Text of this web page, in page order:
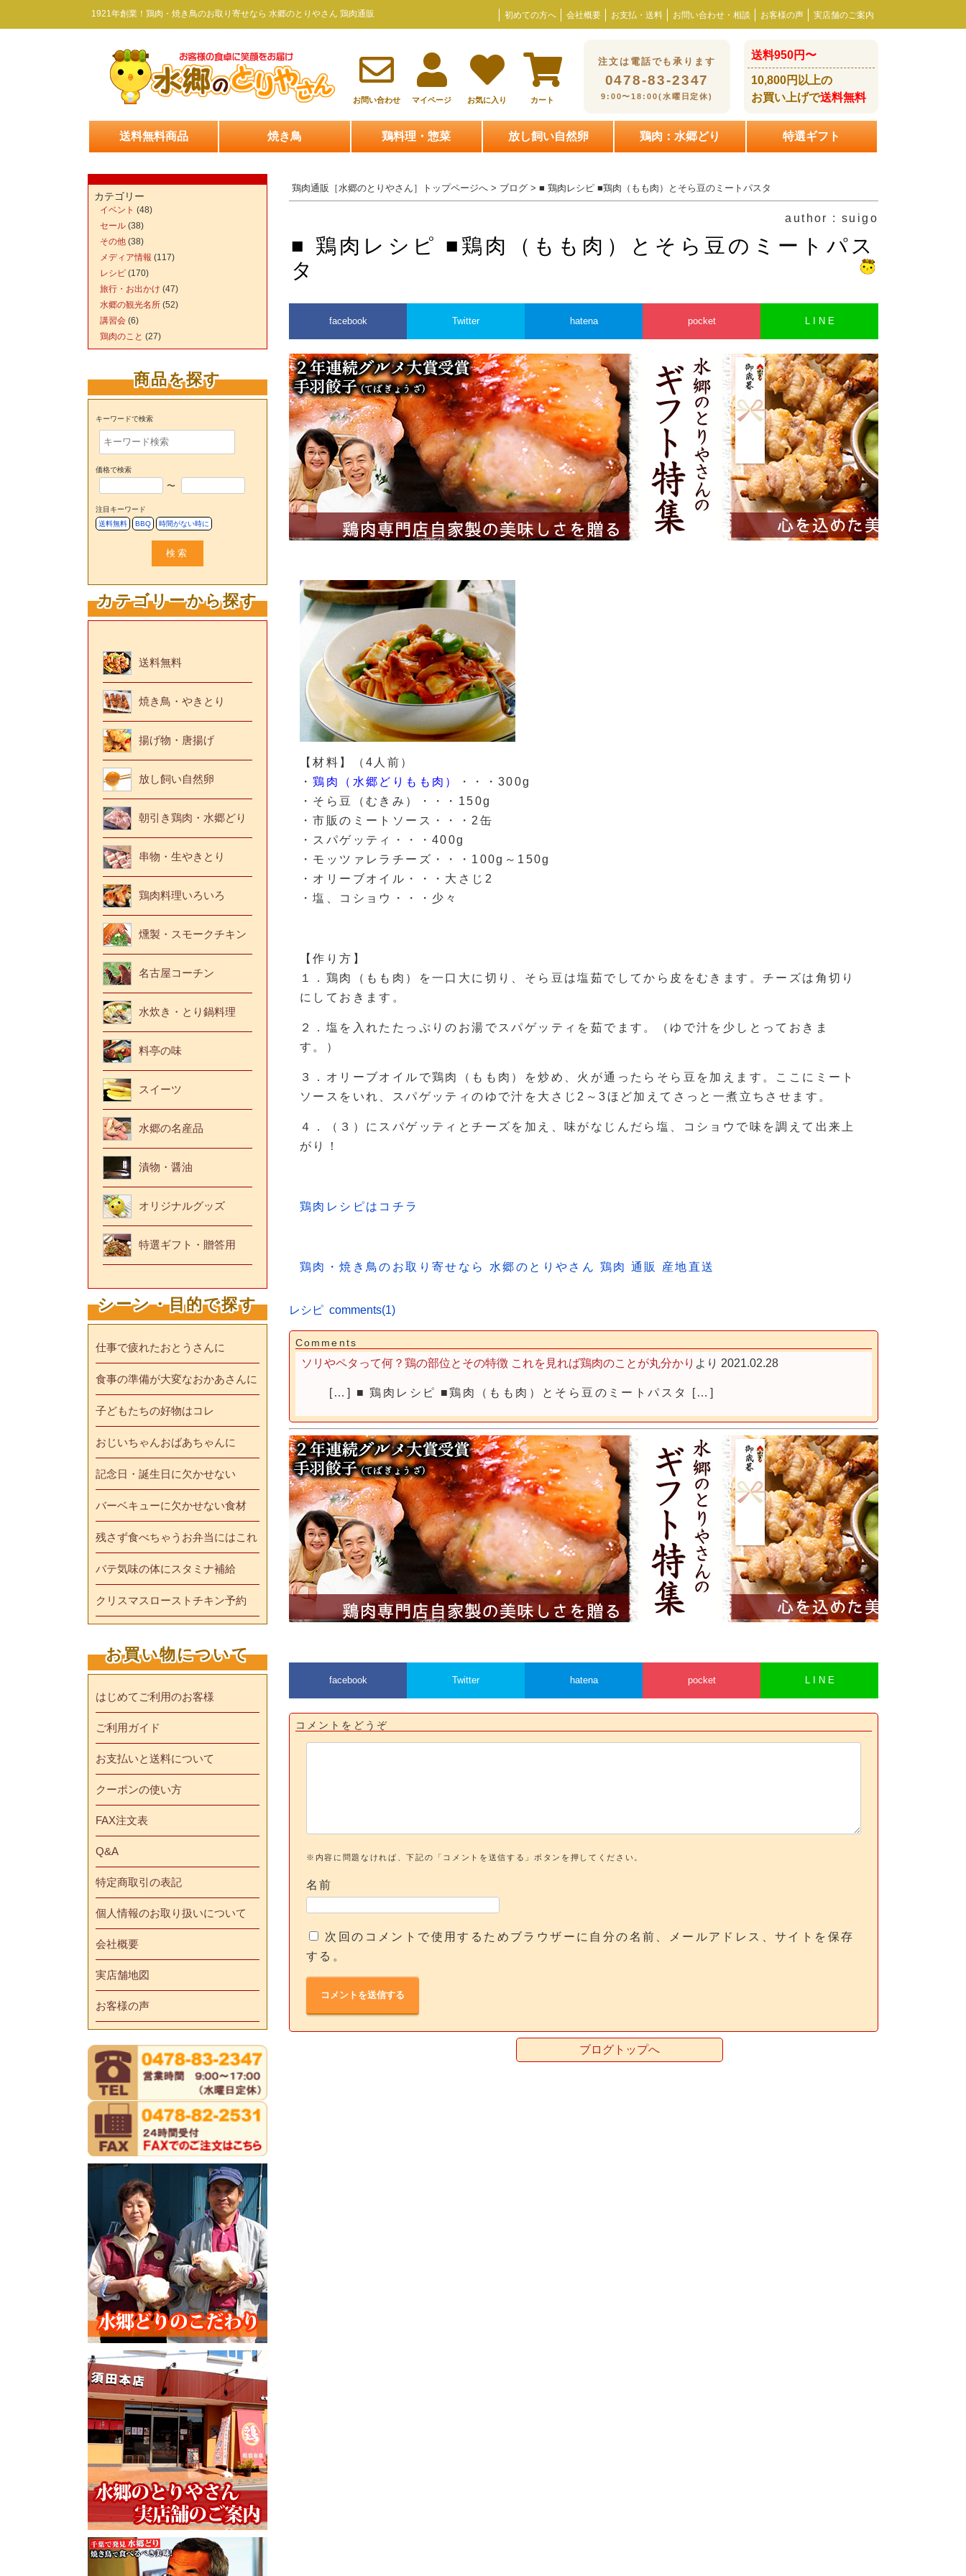
1921年創業！鶏肉・焼き鳥のお取り寄せなら 水郷のとりやさん 鶏肉通販 初めての方へ 会社概要 お支払・送料 お問い合わせ・相談 お客様の声 実店舗のご案内
お問い合わせ マイページ お気に入り カート
注文は電話でも承ります
0478-83-2347
9:00〜18:00(水曜日定休)
送料950円〜
10,800円以上の
お買い上げで送料無料
送料無料商品 焼き鳥 鶏料理・惣菜 放し飼い自然卵 鶏肉：水郷どり 特選ギフト
鶏肉通販［水郷のとりやさん］トップページへ > ブログ > ■ 鶏肉レシピ ■鶏肉（もも肉）とそら豆のミートパスタ
author : suigo
■ 鶏肉レシピ ■鶏肉（もも肉）とそら豆のミートパス
タ
facebook Twitter hatena pocket L I N E
【材料】（4人前）
・鶏肉（水郷どりもも肉）
・・・300g
・そら豆（むきみ）・・・150g
・市販のミートソース・・・2缶
・スパゲッティ・・・400g
・モッツァレラチーズ・・・100g～150g
・オリーブオイル・・・大さじ2
・塩、コショウ・・・少々
【作り方】
１．鶏肉（もも肉）を一口大に切り、そら豆は塩茹でしてから皮をむきます。チーズは角切り
にしておきます。
２．塩を入れたたっぷりのお湯でスパゲッティを茹でます。（ゆで汁を少しとっておきま
す。）
３．オリーブオイルで鶏肉（もも肉）を炒め、火が通ったらそら豆を加えます。ここにミート
ソースをいれ、スパゲッティのゆで汁を大さじ2～3ほど加えてさっと一煮立ちさせます。
４．（３）にスパゲッティとチーズを加え、味がなじんだら塩、コショウで味を調えて出来上
がり！
鶏肉レシピはコチラ
鶏肉・焼き鳥のお取り寄せなら 水郷のとりやさん 鶏肉 通販 産地直送
レシピ comments(1)
Comments
ソリやペタって何？鶏の部位とその特徴 これを見れば鶏肉のことが丸分かり より 2021.02.28
[…] ■ 鶏肉レシピ ■鶏肉（もも肉）とそら豆のミートパスタ […]
facebook Twitter hatena pocket L I N E
コメントをどうぞ
※内容に問題なければ、下記の「コメントを送信する」ボタンを押してください。
名前
次回のコメントで使用するためブラウザーに自分の名前、メールアドレス、サイトを保存
する。
ブログトップへ
カテゴリー
イベント (48)
セール (38)
その他 (38)
メディア情報 (117)
レシピ (170)
旅行・お出かけ (47)
水郷の観光名所 (52)
講習会 (6)
鶏肉のこと (27)
商品を探す
キーワードで検索
価格で検索
〜
注目キーワード
送料無料
BBQ 時間がない時に
検索
カテゴリーから探す
送料無料
焼き鳥・やきとり
揚げ物・唐揚げ
放し飼い自然卵
朝引き鶏肉・水郷どり
串物・生やきとり
鶏肉料理いろいろ
燻製・スモークチキン
名古屋コーチン
水炊き・とり鍋料理
料亭の味
スイーツ
水郷の名産品
漬物・醤油
オリジナルグッズ
特選ギフト・贈答用
シーン・目的で探す
仕事で疲れたおとうさんに
食事の準備が大変なおかあさんに
子どもたちの好物はコレ
おじいちゃんおばあちゃんに
記念日・誕生日に欠かせない
バーベキューに欠かせない食材
残さず食べちゃうお弁当にはこれ
バテ気味の体にスタミナ補給
クリスマスローストチキン予約
お買い物について
はじめてご利用のお客様
ご利用ガイド
お支払いと送料について
クーポンの使い方
FAX注文表
Q&A
特定商取引の表記
個人情報のお取り扱いについて
会社概要
実店舗地図
お客様の声